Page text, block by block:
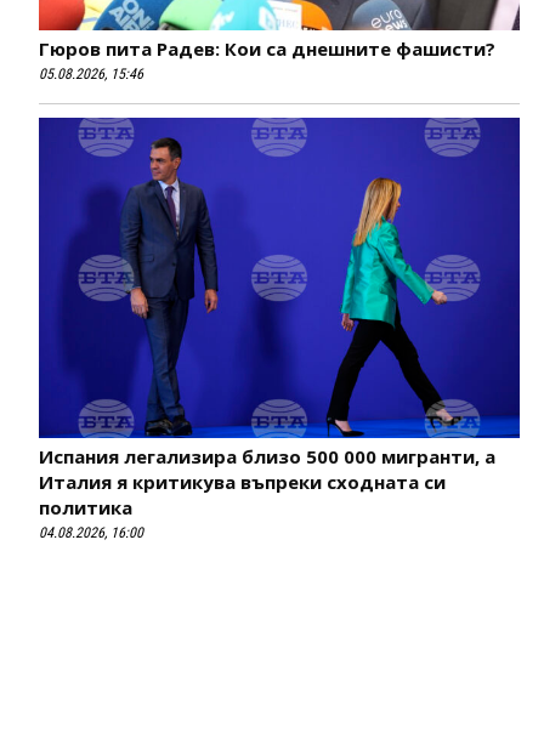
Гюров пита Радев: Кои са днешните фашисти?
05.08.2026, 15:46
Испания легализира близо 500 000 мигранти, а
Италия я критикува въпреки сходната си
политика
04.08.2026, 16:00